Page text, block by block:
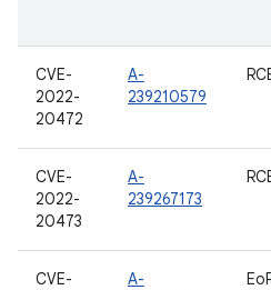
CVE-
2022-
20472
A-
239210579
CVE-
2022-
20473
A-
239267173
CVE-
A-